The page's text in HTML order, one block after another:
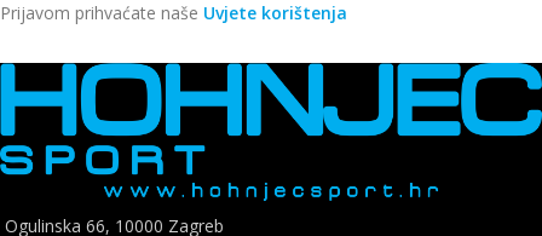
Prijavom prihvaćate naše Uvjete korištenja
Ogulinska 66, 10000 Zagreb